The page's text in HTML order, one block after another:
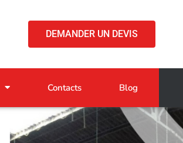
DEMANDER UN DEVIS
Contacts Blog